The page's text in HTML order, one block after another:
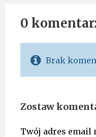
0
Brak
Zostaw
Twój adres email